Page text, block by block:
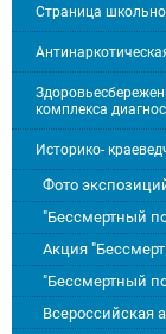
Страница
комплекса
Историко-
Фото
"Бессмертный
Акция
"Бессмертный
Всероссийская